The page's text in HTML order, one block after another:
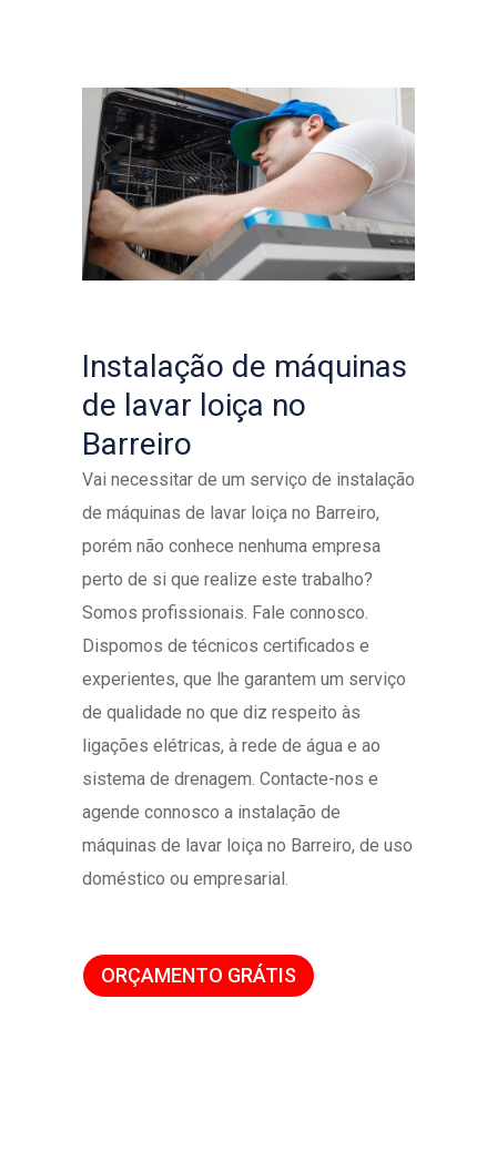
Instalação de máquinas
de lavar loiça no
Barreiro
Vai necessitar de um serviço de instalação
de máquinas de lavar loiça no Barreiro,
porém não conhece nenhuma empresa
perto de si que realize este trabalho?
Somos profissionais. Fale connosco.
Dispomos de técnicos certificados e
experientes, que lhe garantem um serviço
de qualidade no que diz respeito às
ligações elétricas, à rede de água e ao
sistema de drenagem. Contacte-nos e
agende connosco a instalação de
máquinas de lavar loiça no Barreiro, de uso
doméstico ou empresarial.
ORÇAMENTO GRÁTIS